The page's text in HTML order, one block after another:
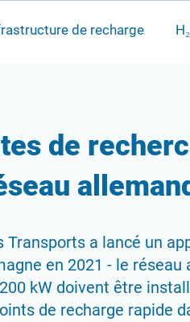
de recharge H₂
de
a lancé un
en 2021 - le
kW doivent être
de recharge rapide